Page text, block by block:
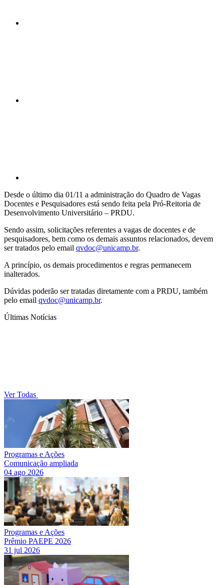
Desde o último dia 01/11 a administração do Quadro de Vagas
Docentes e Pesquisadores está sendo feita pela Pró-Reitoria de
Desenvolvimento Universitário – PRDU.
Sendo assim, solicitações referentes a vagas de docentes e de
pesquisadores, bem como os demais assuntos relacionados, devem
ser tratados pelo email qvdoc@unicamp.br.
A princípio, os demais procedimentos e regras permanecem
inalterados.
Dúvidas poderão ser tratadas diretamente com a PRDU, também
pelo email qvdoc@unicamp.br.
Últimas Notícias
Ver Todas
Programas e Ações
Comunicação ampliada
04 ago 2026
Programas e Ações
Prêmio PAEPE 2026
31 jul 2026